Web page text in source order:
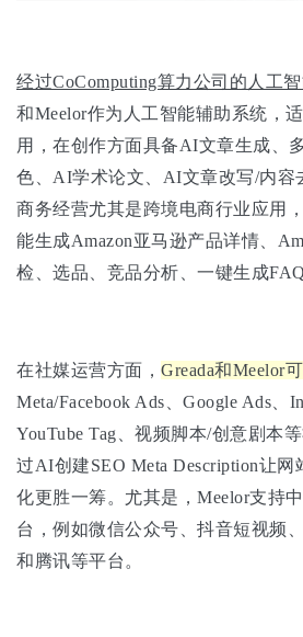
经过CoComputing算力公司的人工智
和Meelor作为人工智能辅助系统，
用，在创作方面具备AI文章生成、
色、AI学术论文、AI文章改写/内容
商务经营尤其是跨境电商行业应用
能生成Amazon亚马逊产品详情、
检、选品、竞品分析、一键生成FAQ
在社媒运营方面， Greada和Meelor
Meta/Facebook Ads、Google Ads、
YouTube Tag、视频脚本/创意剧本
过AI创建SEO Meta Description让网
化更胜一筹。尤其是，Meelor支持
台，例如微信公众号、抖音短视频
和腾讯等平台。